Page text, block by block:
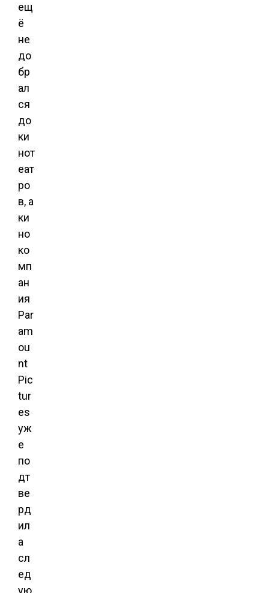
ещ
ё
не
до
бр
ал
ся
до
ки
нот
еат
ро
в, а
ки
но
ко
мп
ан
ия
Par
am
ou
nt
Pic
tur
es
уж
е
по
дт
ве
рд
ил
а
сл
ед
ую